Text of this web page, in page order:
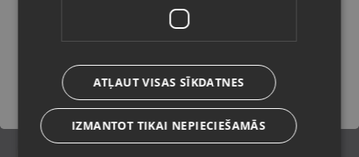
Stāvoklis Lietots (Garantija 6 mēneši)
65.00
2.96€/mēn.
Saglabāt
ATĻAUT VISAS SĪKDATNES
IZMANTOT TIKAI NEPIECIEŠAMĀS